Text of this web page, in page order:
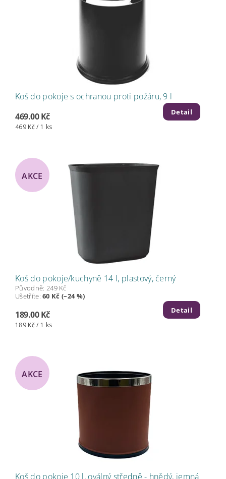
Koš do pokoje s ochranou proti požáru, 9 l
469.00 Kč
469 Kč / 1 ks
Detail
AKCE
Koš do pokoje/kuchyně 14 l, plastový, černý
Původně: 249 Kč
Ušetříte:60 Kč (–24 %)
189.00 Kč
189 Kč / 1 ks
Detail
AKCE
Koš do pokoje 10 l, oválný středně - hnědý, jemná